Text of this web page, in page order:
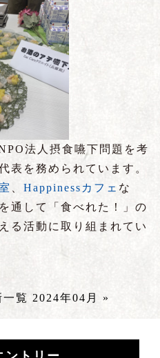
法人摂食嚥下問題を考
表を務められています。
Happinessカフェ な
通して「食べれた！」の
る活動に取り組まれてい
一覧 2024年04月 »